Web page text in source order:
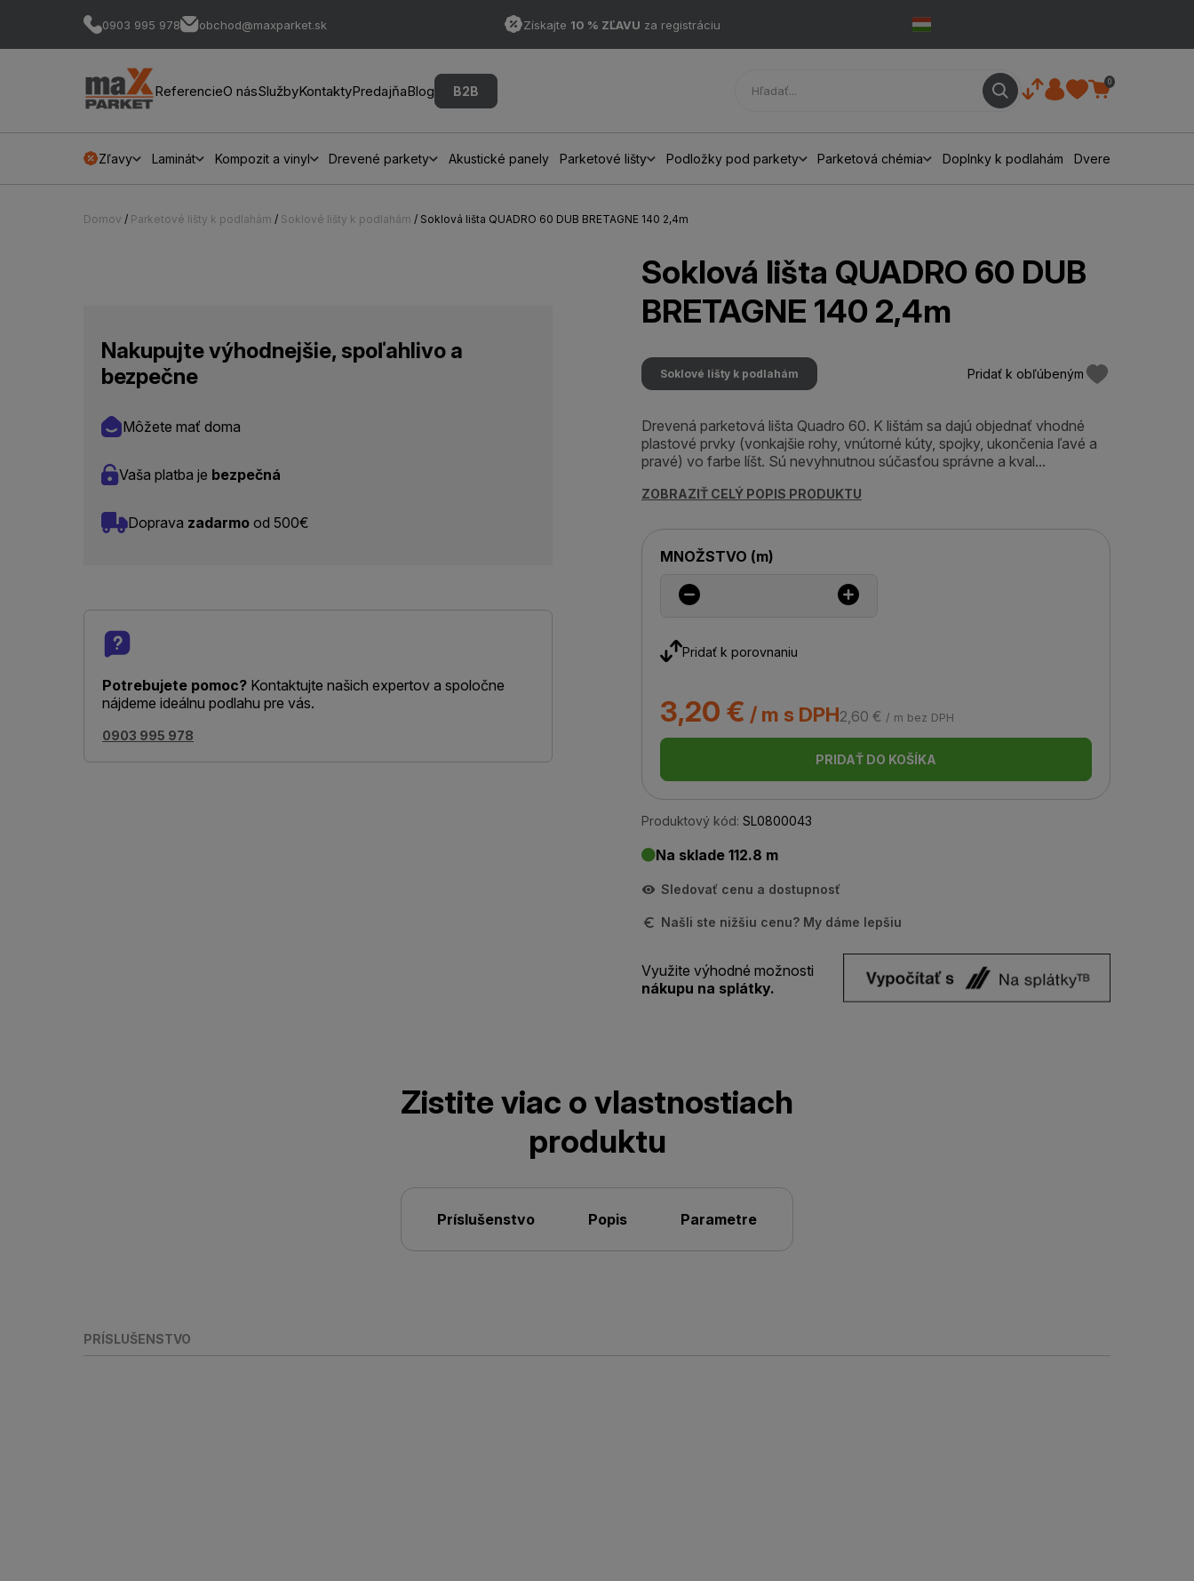
0903 995 978 obchod@maxparket.sk Získajte 10 % ZĽAVU za registráciu
ReferencieO násSlužbyKontaktyPredajňaBlog B2B
0
Zľavy Laminát Kompozit a vinyl Drevené parkety Akustické panely Parketové lišty Podložky pod parkety Parketová chémia Doplnky k podlahám Dvere
Domov / Parketové lišty k podlahám / Soklové lišty k podlahám / Soklová lišta QUADRO 60 DUB BRETAGNE 140 2,4m
Nakupujte výhodnejšie, spoľahlivo a
bezpečne
Môžete mať doma
Vaša platba je bezpečná
Doprava zadarmo od 500€
Potrebujete pomoc? Kontaktujte našich expertov a spoločne
nájdeme ideálnu podlahu pre vás.
0903 995 978
Soklová lišta QUADRO 60 DUB
BRETAGNE 140 2,4m
Soklové lišty k podlahám Pridať k obľúbeným
Drevená parketová lišta Quadro 60. K lištám sa dajú objednať vhodné
plastové prvky (vonkajšie rohy, vnútorné kúty, spojky, ukončenia ľavé a
pravé) vo farbe líšt. Sú nevyhnutnou súčasťou správne a kval...
ZOBRAZIŤ CELÝ POPIS PRODUKTU
MNOŽSTVO (m)
Pridať k porovnaniu
3,20 € / m s DPH2,60 € / m bez DPH
PRIDAŤ DO KOŠÍKA
Produktový kód: SL0800043
Na sklade 112.8 m
Sledovať cenu a dostupnosť
Našli ste nižšiu cenu? My dáme lepšiu
Využite výhodné možnosti
nákupu na splátky.
Zistite viac o vlastnostiach
produktu
Príslušenstvo Popis Parametre
PRÍSLUŠENSTVO